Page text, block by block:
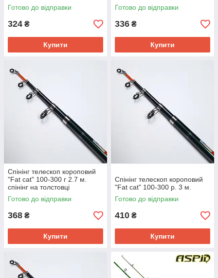
Готово до відправки
324 ₴
Купити
Готово до відправки
336 ₴
Купити
Спінінг телескоп короповий
"Fat cat" 100-300 г 2.7 м.
спінінг на толстовці
Готово до відправки
368 ₴
Купити
Спінінг телескоп короповий
"Fat cat" 100-300 р. 3 м.
Готово до відправки
410 ₴
Купити